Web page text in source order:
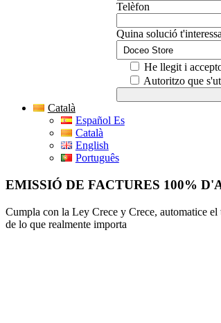
Telèfon
Quina solució
He llegit i
Autoritzo que
Català
Español Es
Català
English
Português
EMISSIÓ DE FACTURES 100%
Cumpla con la Ley Crece y Crece, automatice el
de lo que realmente importa